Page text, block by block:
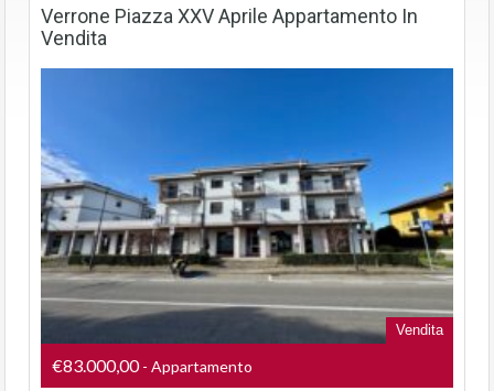
Verrone Piazza XXV Aprile Appartamento In
Vendita
Vendita
€83.000,00- Appartamento